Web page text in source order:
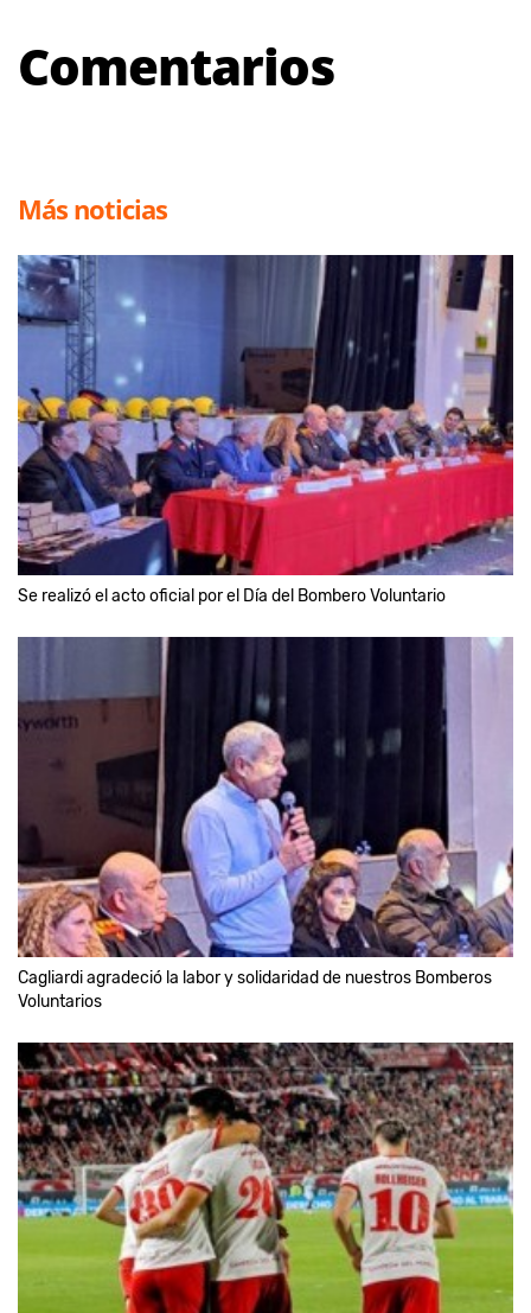
Comentarios
Más noticias
Se realizó el acto oficial por el Día del Bombero Voluntario
Cagliardi agradeció la labor y solidaridad de nuestros Bomberos
Voluntarios